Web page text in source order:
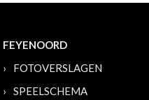
FEYENOORD
FOTOVERSLAGEN
SPEELSCHEMA